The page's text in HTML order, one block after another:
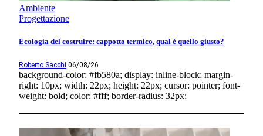
Ambiente
Progettazione
Ecologia del costruire: cappotto termico, qual è quello giusto?
Roberto Sacchi 06/08/26
background-color: #fb580a; display: inline-block; margin-
right: 10px; width: 22px; height: 22px; cursor: pointer; font-
weight: bold; color: #fff; border-radius: 32px;